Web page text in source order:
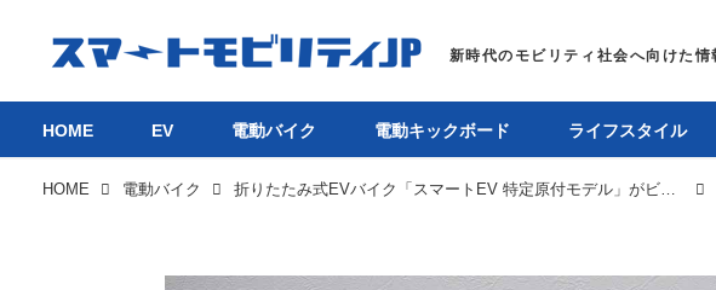
HOME EV 電動バイク 電動キックボード ライフスタイル
HOME 電動バイク 折りたたみ式EVバイク「スマートEV 特定原付モデル」がビックカメラ・ヨドバシカメラの店頭で試乗＆購入可能に